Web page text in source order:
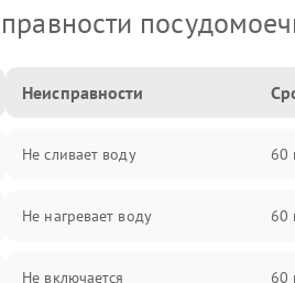
Неисправности
Не сливает воду 60
Не нагревает воду 60
Не включается 60